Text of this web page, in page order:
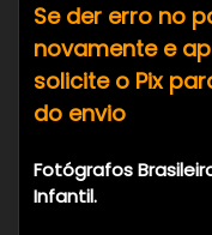
Se der erro no
novamente e
solicite o Pix
do envio
Fotógrafos
Infantil.